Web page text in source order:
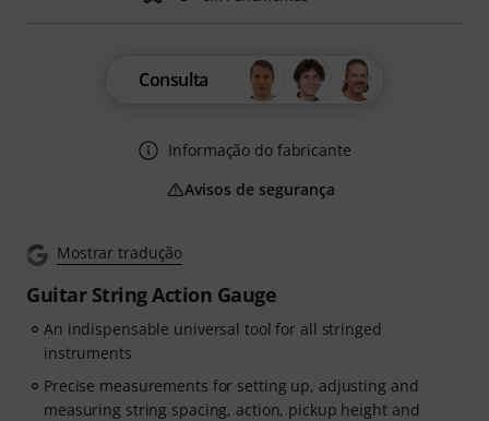
Mostrar tradução
Guitar String Action Gauge
An indispensable universal tool for all stringed
instruments
Precise measurements for setting up, adjusting and
measuring string spacing, action, pickup height and
Consulta
Informação do fabricante
Avisos de segurança